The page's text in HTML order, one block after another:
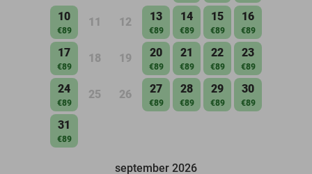
10
€89
11 12 13
€89
14
€89
15
€89
16
€89
17
€89
18 19 20
€89
21
€89
22
€89
23
€89
24
€89
25 26 27
€89
28
€89
29
€89
30
€89
31
€89
september 2026